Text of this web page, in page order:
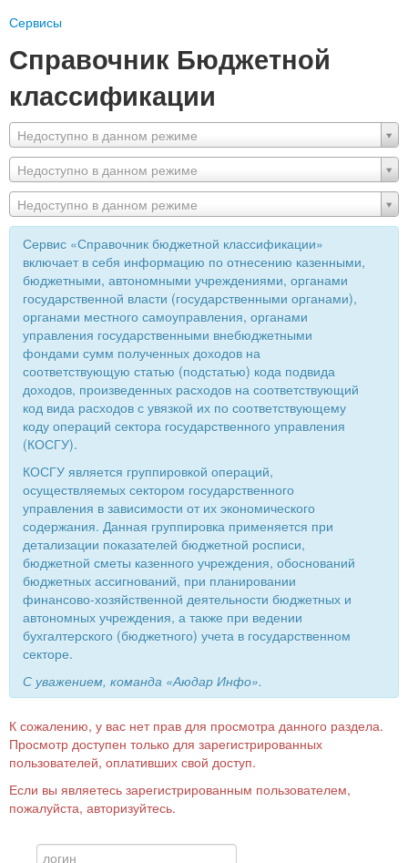
Сервисы
Справочник Бюджетной
классификации
Недоступно в данном режиме
Недоступно в данном режиме
Недоступно в данном режиме
Сервис «Справочник бюджетной классификации»
включает в себя информацию по отнесению казенными,
бюджетными, автономными учреждениями, органами
государственной власти (государственными органами),
органами местного самоуправления, органами
управления государственными внебюджетными
фондами сумм полученных доходов на
соответствующую статью (подстатью) кода подвида
доходов, произведенных расходов на соответствующий
код вида расходов с увязкой их по соответствующему
коду операций сектора государственного управления
(КОСГУ).
КОСГУ является группировкой операций,
осуществляемых сектором государственного
управления в зависимости от их экономического
содержания. Данная группировка применяется при
детализации показателей бюджетной росписи,
бюджетной сметы казенного учреждения, обоснований
бюджетных ассигнований, при планировании
финансово-хозяйственной деятельности бюджетных и
автономных учреждения, а также при ведении
бухгалтерского (бюджетного) учета в государственном
секторе.
С уважением, команда «Аюдар Инфо».
К сожалению, у вас нет прав для просмотра данного раздела.
Просмотр доступен только для зарегистрированных
пользователей, оплативших свой доступ.
Если вы являетесь зарегистрированным пользователем,
пожалуйста, авторизуйтесь.